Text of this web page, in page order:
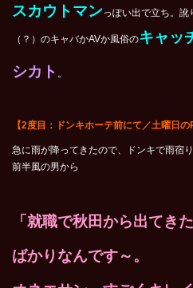
スカウトマンっぽい出で立ち。
（？）のキャバかAVか風俗のキャッ
シカト 。
【2度目：ドンキホーテ前にて／土曜日の
急に雨が降ってきたので、ドンキで雨宿
前半風の男から
「就職で秋田から出てきた
ばかりなんです～。